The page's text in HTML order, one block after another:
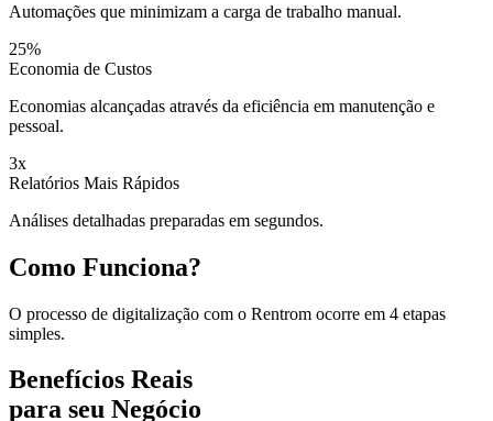
Automações que minimizam a carga de trabalho manual.
25%
Economia de Custos
Economias alcançadas através da eficiência em manutenção e
pessoal.
3x
Relatórios Mais Rápidos
Análises detalhadas preparadas em segundos.
Como Funciona?
O processo de digitalização com o Rentrom ocorre em 4 etapas
simples.
Benefícios Reais
para seu Negócio